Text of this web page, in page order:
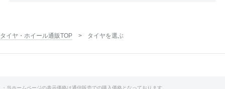
タイヤ・ホイール通販TOP タイヤを選ぶ
・当ホームページの表示価格は通信販売での購入価格となっております。